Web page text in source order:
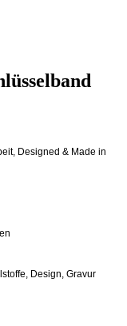
Designed & Made in
Design, Gravur